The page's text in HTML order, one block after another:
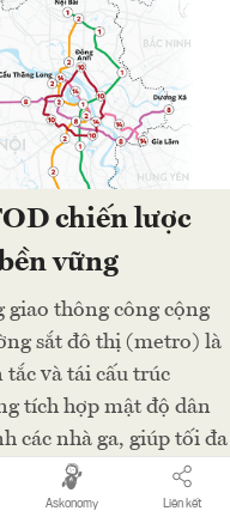
Askonomy Liên kết
chiến lược
vững
thông công cộng
sắt đô thị (metro) là
và tái cấu trúc
tích hợp mật độ dân
các nhà ga, giúp tối đa
phát thải.